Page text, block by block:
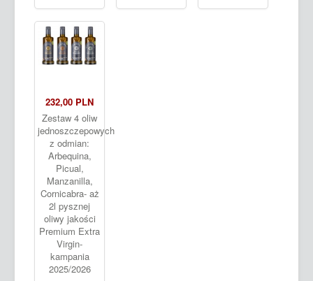
232,00 PLN
Zestaw 4 oliw
jednoszczepowych
z odmian:
Arbequina,
Picual,
Manzanilla,
Cornicabra- aż
2l pysznej
oliwy jakości
Premium Extra
Virgin-
kampania
2025/2026